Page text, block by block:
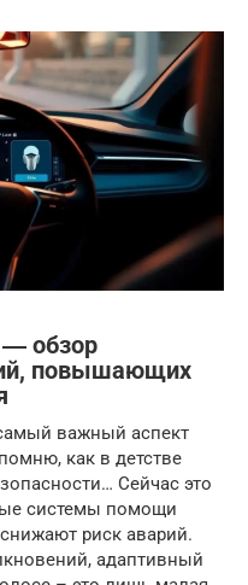
― обзор
повышающих
важный аспект
как в детстве
Сейчас это
системы помощи
риск аварий.
адаптивный